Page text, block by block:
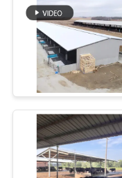
संपर्क
समाचार
समाधान
इस्पात